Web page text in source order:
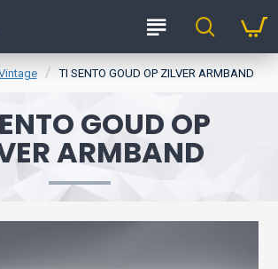
TI SENTO GOUD OP ZILVER ARMBAND
GOUD OP
ARMBAND